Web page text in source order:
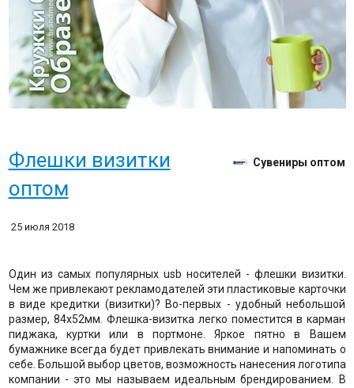
Флешки визитки
оптом
Сувениры оптом
25 июля 2018
Один из самых популярных usb носителей - флешки визитки.
Чем же привлекают рекламодателей эти пластиковые карточки
в виде кредитки (визитки)? Во-первых - удобный небольшой
размер, 84х52мм. Флешка-визитка легко поместится в карман
пиджака, куртки или в портмоне. Яркое пятно в Вашем
бумажнике всегда будет привлекать внимание и напоминать о
себе. Большой выбор цветов, возможность нанесения логотипа
компании - это мы называем идеальным брендированием. В